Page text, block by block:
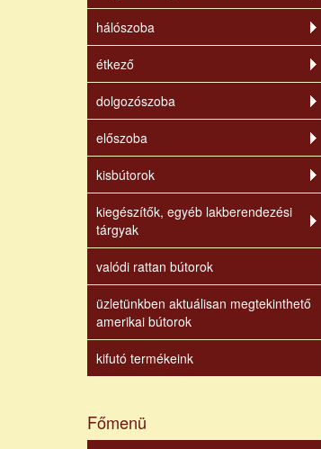
hálószoba
étkező
dolgozószoba
előszoba
kisbútorok
kiegészítők, egyéb lakberendezési
tárgyak
valódi rattan bútorok
üzletünkben aktuálisan megtekinthető
amerikai bútorok
kifutó termékeink
Főmenü